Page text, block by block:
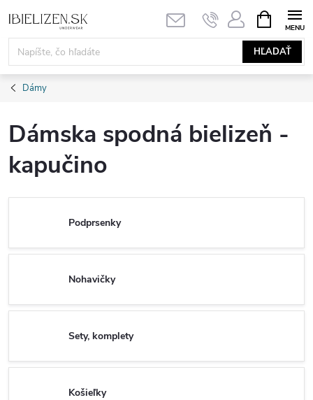
na
obsah
HĽADAŤ
KOŠÍK
Dámy
Dámska spodná bielizeň -
kapučino
Podprsenky
Nohavičky
Sety, komplety
Košieľky